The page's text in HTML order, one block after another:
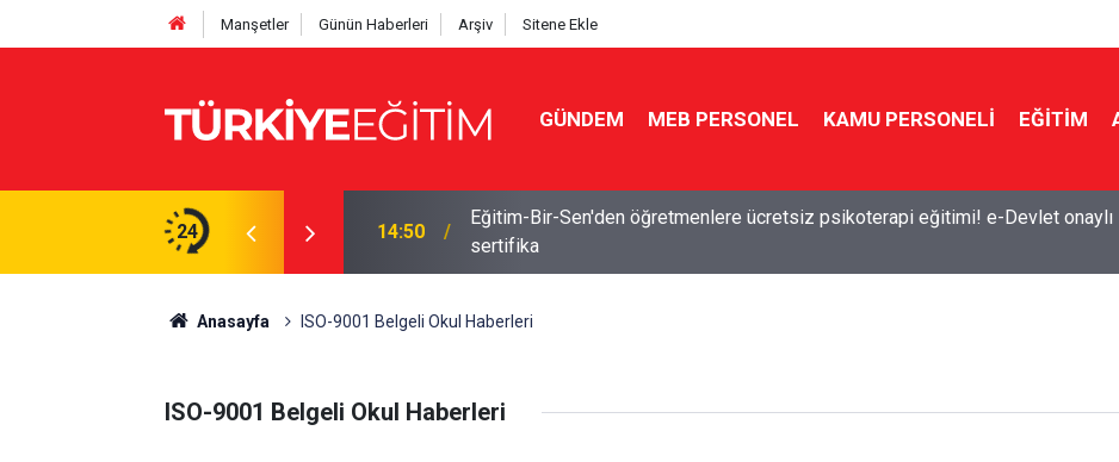
Manşetler Günün Haberleri Arşiv Sitene Ekle
GÜNDEM MEB PERSONEL KAMU PERSONELİ EĞİTİM
24
keserken evrak teslimi şart 14:50
Eğitim-Bir-Sen'den öğretmenlere ücretsiz psikoterapi eğitimi! e-Devlet onaylı
sertifika
Anasayfa ISO-9001 Belgeli Okul Haberleri
ISO-9001 Belgeli Okul Haberleri